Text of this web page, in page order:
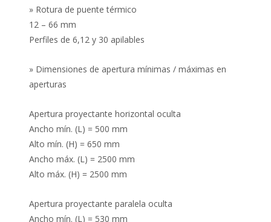
» Rotura de puente térmico
12 – 66 mm
Perfiles de 6,12 y 30 apilables
» Dimensiones de apertura mínimas / máximas en
aperturas
Apertura proyectante horizontal oculta
Ancho mín. (L) = 500 mm
Alto mín. (H) = 650 mm
Ancho máx. (L) = 2500 mm
Alto máx. (H) = 2500 mm
Apertura proyectante paralela oculta
Ancho mín. (L) = 530 mm